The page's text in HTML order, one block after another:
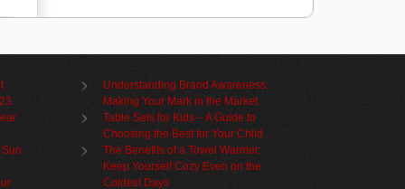
Understanding Brand Awareness:
Making Your Mark in the Market
Table Sets for Kids – A Guide to
Choosing the Best for Your Child
The Benefits of a Towel Warmer:
Keep Yourself Cozy Even on the
Coldest Days